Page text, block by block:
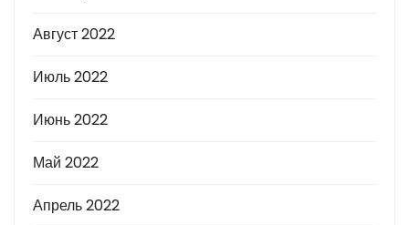
Август 2022
Июль 2022
Июнь 2022
Май 2022
Апрель 2022